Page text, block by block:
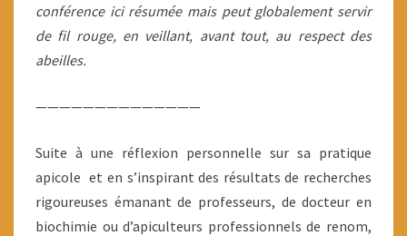
conférence ici résumée mais peut globalement servir
de fil rouge, en veillant, avant tout, au respect des
abeilles.
——————————————
Suite à une réflexion personnelle sur sa pratique
apicole et en s’inspirant des résultats de recherches
rigoureuses émanant de professeurs, de docteur en
biochimie ou d’apiculteurs professionnels de renom,